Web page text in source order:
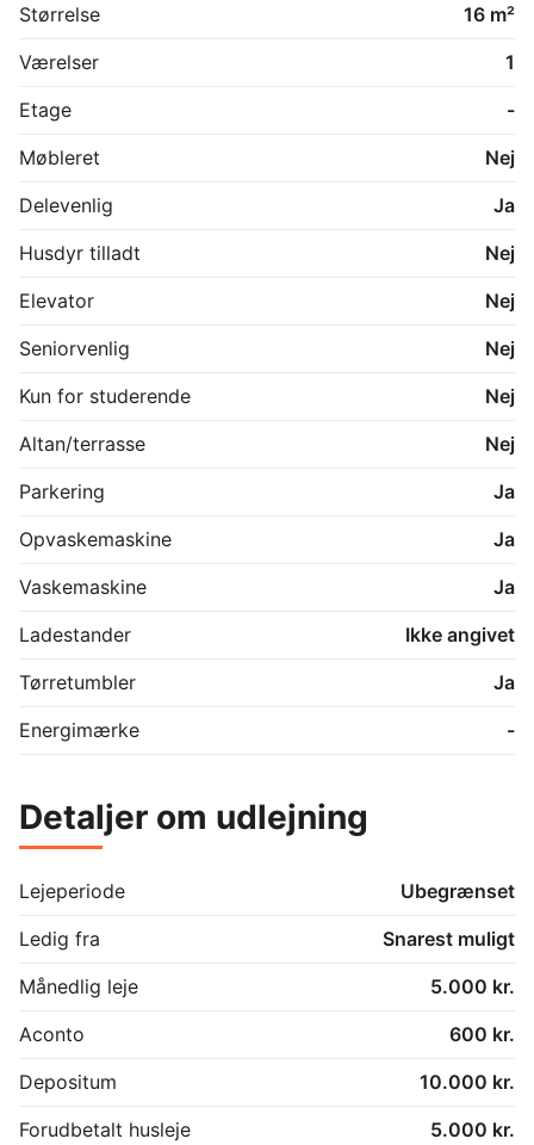
Størrelse
16 m²
Værelser
1
Etage
-
Møbleret
Nej
Delevenlig
Ja
Husdyr tilladt
Nej
Elevator
Nej
Seniorvenlig
Nej
Kun for studerende
Nej
Altan/terrasse
Nej
Parkering
Ja
Opvaskemaskine
Ja
Vaskemaskine
Ja
Ladestander
Ikke angivet
Tørretumbler
Ja
Energimærke
-
Detaljer om udlejning
Lejeperiode
Ubegrænset
Ledig fra
Snarest muligt
Månedlig leje
5.000 kr.
Aconto
600 kr.
Depositum
10.000 kr.
Forudbetalt husleje
5.000 kr.